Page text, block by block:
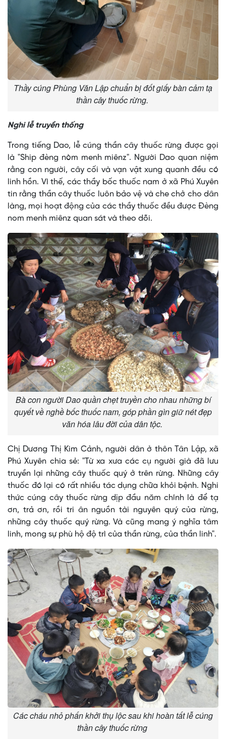
Thầy cúng Phùng Văn Lập chuẩn bị đốt giấy bàn cảm tạ
thần cây thuốc rừng.
Nghi lễ truyền thống
Trong tiếng Dao, lễ cúng thần cây thuốc rừng được gọi
là "Ship đèng nòm menh miênz". Người Dao quan niệm
rằng con người, cây cối và vạn vật xung quanh đều có
linh hồn. Vì thế, các thầy bốc thuốc nam ở xã Phú Xuyên
tin rằng thần cây thuốc luôn bảo vệ và che chở cho dân
làng, mọi hoạt động của các thầy thuốc đều được Đèng
nom menh miênz quan sát và theo dõi.
Bà con người Dao quần chẹt truyền cho nhau những bí
quyết về nghề bốc thuốc nam, góp phần gìn giữ nét đẹp
văn hóa lâu đời của dân tộc.
Chị Dương Thị Kim Cảnh, người dân ở thôn Tân Lập, xã
Phú Xuyên chia sẻ: "Từ xa xưa các cụ người già đã lưu
truyền lại những cây thuốc quý ở trên rừng. Những cây
thuốc đó lại có rất nhiều tác dụng chữa khỏi bệnh. Nghi
thức cúng cây thuốc rừng dịp đầu năm chính là để tạ
ơn, trả ơn, rồi tri ân nguồn tài nguyên quý của rừng,
những cây thuốc quý rừng. Và cũng mang ý nghĩa tâm
linh, mong sự phù hộ độ trì của thần rừng, của thần linh".
Các cháu nhỏ phấn khởi thụ lộc sau khi hoàn tất lễ cúng
thần cây thuốc rừng